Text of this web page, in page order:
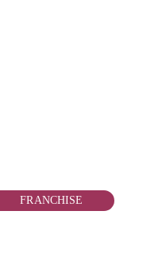
FRANCHISE